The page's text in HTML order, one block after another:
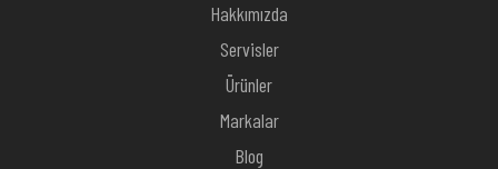
Hakkımızda
Servisler
Ürünler
Markalar
Blog